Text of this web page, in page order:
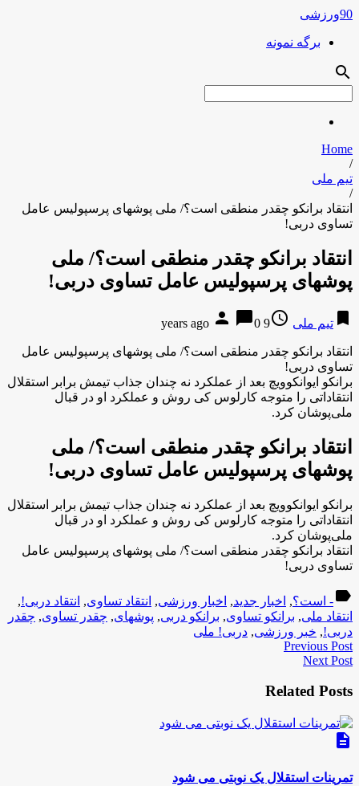
90ورزشی
برگه نمونه
search
Home
/
تیم ملی
/
انتقاد برانکو چقدر منطقی است؟/ ملی پوشهای پرسپولیس عامل
تساوی دربی!
انتقاد برانکو چقدر منطقی است؟/ ملی
پوشهای پرسپولیس عامل تساوی دربی!
bookmark تیم ملی access_time
9 years ago
person chat_bubble0
انتقاد برانکو چقدر منطقی است؟/ ملی پوشهای پرسپولیس عامل
تساوی دربی!
برانکو ایوانکوویچ بعد از عملکرد نه چندان جذاب تیمش برابر استقلال
انتقاداتی را متوجه کارلوس کی روش و عملکرد او در قبال
ملی‌پوشان کرد.
انتقاد برانکو چقدر منطقی است؟/ ملی
پوشهای پرسپولیس عامل تساوی دربی!
برانکو ایوانکوویچ بعد از عملکرد نه چندان جذاب تیمش برابر استقلال
انتقاداتی را متوجه کارلوس کی روش و عملکرد او در قبال
ملی‌پوشان کرد.
انتقاد برانکو چقدر منطقی است؟/ ملی پوشهای پرسپولیس عامل
تساوی دربی!
label- است؟, اخبار جدید, اخبار ورزشی, انتقاد تساوی, انتقاد دربی!,
انتقاد ملی, برانکو تساوی, برانکو دربی, پوشهای, چقدر تساوی, چقدر
دربی!, خبر ورزشی, دربی! ملی
Previous Post
Next Post
Related Posts
description
تمرینات استقلال یک نوبتی می شود